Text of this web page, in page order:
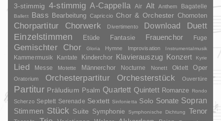
3-stimmig 4-stimmig A-Cappella Air Alt Anthem Bagatelle
Ballett Bass Bearbeitung Capriccio Chor & Orchester Chornoten
Chorpartitur Chorwerk Divertimento Download
Duett
Einzelstimmen
Etüde Fantasie Frauenchor Fuge
Gemischter Chor Gloria Hymne Improvisation Instrumentalmusik
Kammermusik Kantate Kinderchor Klavierauszug Konzert Kyrie
Lied Messe Motette Männerchor Nocturne Nonett Oktett Oper
Oratorium Orchesterpartitur Orchesterstück Ouvertüre
Partitur Präludium Psalm Quartett Quintett Romanze Rondo
Scherzo Septett Serenade Sextett Sinfonietta Solo Sonate Sopran
Stimmen Stück Suite Symphonie Symphonische Dichtung Tenor